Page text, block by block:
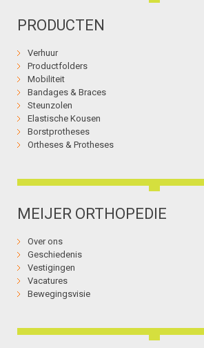
PRODUCTEN
Verhuur
Productfolders
Mobiliteit
Bandages & Braces
Steunzolen
Elastische Kousen
Borstprotheses
Ortheses & Protheses
MEIJER ORTHOPEDIE
Over ons
Geschiedenis
Vestigingen
Vacatures
Bewegingsvisie